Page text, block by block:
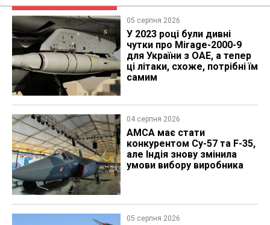
05 серпня 2026
У 2023 році були дивні
чутки про Mirage-2000-9
для України з ОАЕ, а тепер
ці літаки, схоже, потрібні їм
самим
04 серпня 2026
AMCA має стати
конкурентом Су-57 та F-35,
але Індія знову змінила
умови вибору виробника
05 серпня 2026